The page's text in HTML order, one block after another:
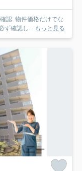
認: 物件価格だけでな
ず確認し... もっと見る